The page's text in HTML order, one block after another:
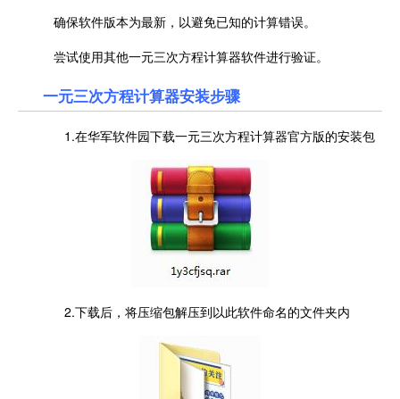
确保软件版本为最新，以避免已知的计算错误。
尝试使用其他一元三次方程计算器软件进行验证。
一元三次方程计算器安装步骤
1.在华军软件园下载一元三次方程计算器官方版的安装包
2.下载后，将压缩包解压到以此软件命名的文件夹内